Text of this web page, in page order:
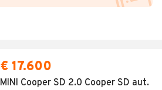
€ 17.600
MINI Cooper SD 2.0 Cooper SD aut.